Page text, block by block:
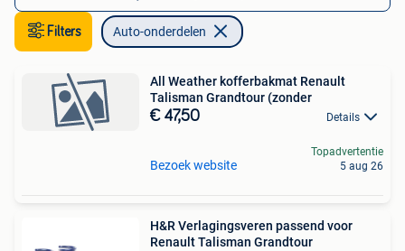
Filters Auto-onderdelen
All Weather kofferbakmat Renault
Talisman Grandtour (zonder
€ 47,50 Details
Bezoek website
Topadvertentie
5 aug 26
H&R Verlagingsveren passend voor
Renault Talisman Grandtour